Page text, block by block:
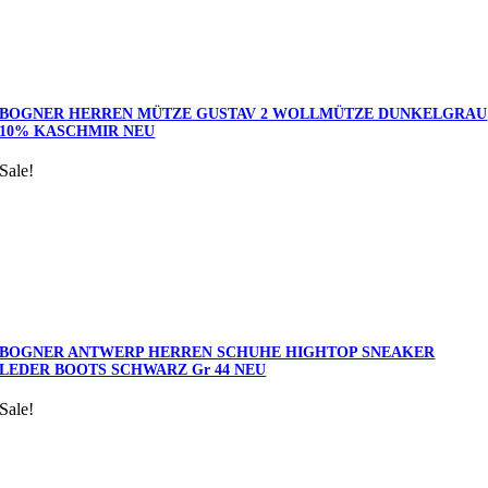
BOGNER HERREN MÜTZE GUSTAV 2 WOLLMÜTZE DUNKELGRAU
10% KASCHMIR NEU
Sale!
BOGNER ANTWERP HERREN SCHUHE HIGHTOP SNEAKER
LEDER BOOTS SCHWARZ Gr 44 NEU
Sale!